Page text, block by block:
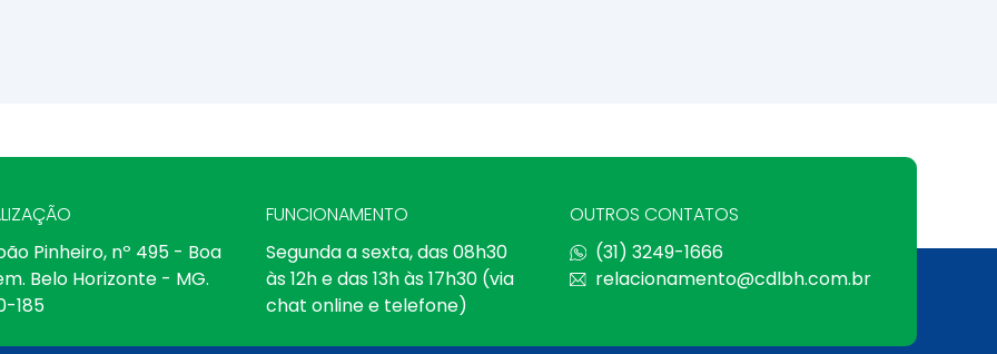
Pinheiro, nº 495 - Boa
Belo Horizonte - MG.
185
FUNCIONAMENTO
Segunda a sexta, das 08h30
às 12h e das 13h às 17h30 (via
chat online e telefone)
OUTROS CONTATOS
(31) 3249-1666
relacionamento@cdlbh.com.br